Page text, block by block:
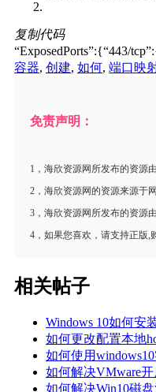
复制代码
“ExposedPorts”:{“443/
容器, 创建, 如何, 端口映
免责声明：
1，海欣资源网所发布的资源
2，海欣资源网的资源来源于
3，海欣资源网所发布的资源
4，如果您喜欢，请支持正版,
相关帖子
Windows 10如何安
如何更改配置本地
如何使用
如何解决VMware
如何解决Win10磁